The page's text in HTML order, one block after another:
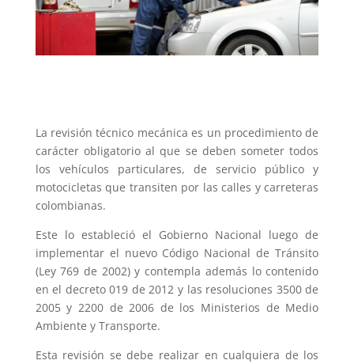
La revisión técnico mecánica es un procedimiento de
carácter obligatorio al que se deben someter todos
los vehículos particulares, de servicio público y
motocicletas que transiten por las calles y carreteras
colombianas.
Este lo estableció el Gobierno Nacional luego de
implementar el nuevo Código Nacional de Tránsito
(Ley 769 de 2002) y contempla además lo contenido
en el decreto 019 de 2012 y las resoluciones 3500 de
2005 y 2200 de 2006 de los Ministerios de Medio
Ambiente y Transporte.
Esta revisión se debe realizar en cualquiera de los